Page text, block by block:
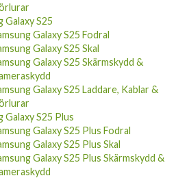
Galaxy S25
Galaxy S25 Fodral
Galaxy S25 Skal
Galaxy S25 Skärmskydd &
Galaxy S25 Laddare, Kablar &
Galaxy S25 Plus
Galaxy S25 Plus Fodral
Galaxy S25 Plus Skal
Galaxy S25 Plus Skärmskydd &